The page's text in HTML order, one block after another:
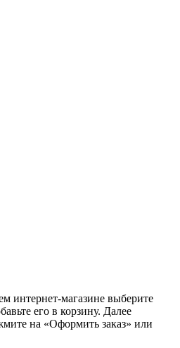
интернет-магазине выберите
его в корзину. Далее
на «Оформить заказ» или